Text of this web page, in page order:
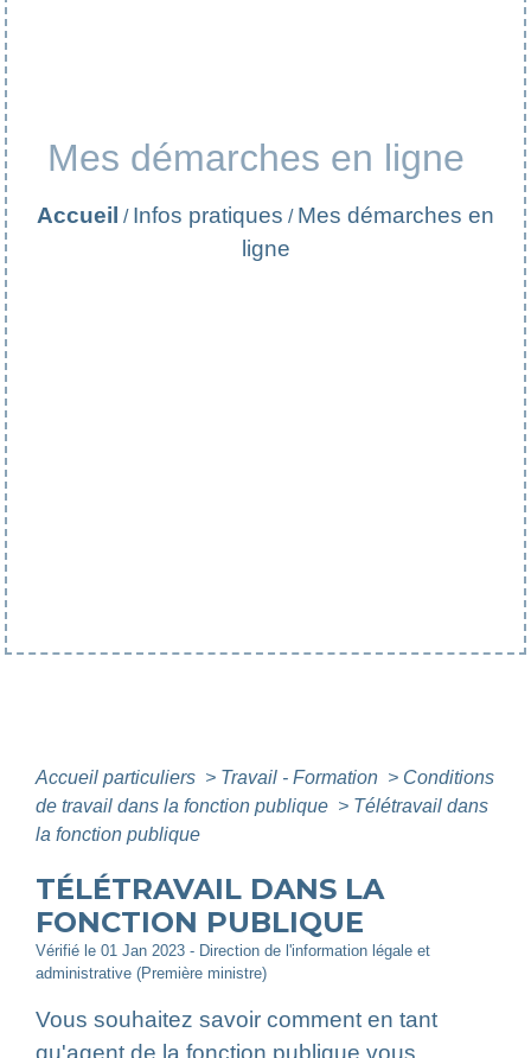
Mes démarches en ligne
Accueil / Infos pratiques / Mes démarches en
ligne
Accueil particuliers > Travail - Formation > Conditions
de travail dans la fonction publique > Télétravail dans
la fonction publique
TÉLÉTRAVAIL DANS LA
FONCTION PUBLIQUE
Vérifié le 01 Jan 2023 - Direction de l'information légale et
administrative (Première ministre)
Vous souhaitez savoir comment en tant